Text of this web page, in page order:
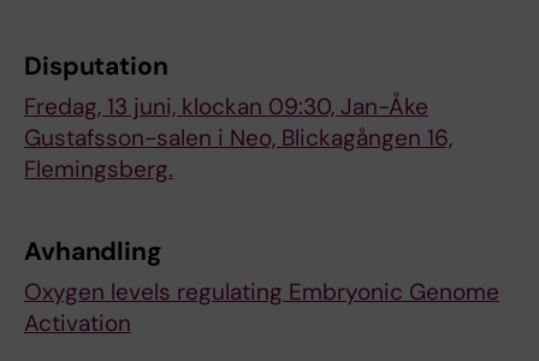
Disputation
Fredag, 13 juni, klockan 09:30, Jan-Åke
Gustafsson-salen i Neo, Blickagången 16,
Flemingsberg.
Avhandling
Oxygen levels regulating Embryonic Genome
Activation